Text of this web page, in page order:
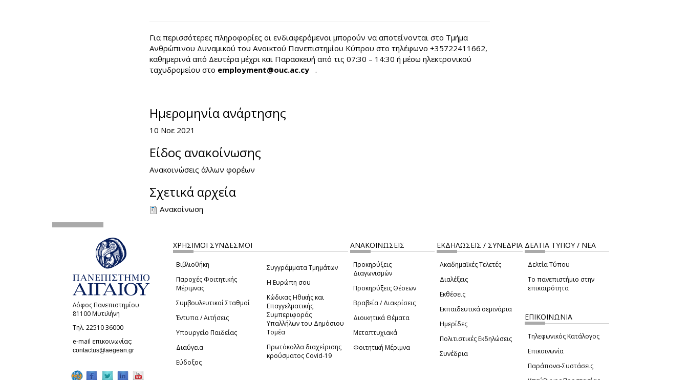
Για περισσότερες πληροφορίες οι ενδιαφερόμενοι μπορούν να αποτείνονται στο Τμήμα
Ανθρώπινου Δυναμικού του Ανοικτού Πανεπιστημίου Κύπρου στο τηλέφωνο +35722411662,
καθημερινά από Δευτέρα μέχρι και Παρασκευή από τις 07:30 – 14:30 ή μέσω ηλεκτρονικού
ταχυδρομείου στο employment@ouc.ac.cy (link sends e-mail)
.
Ημερομηνία ανάρτησης
10 Νοε 2021
Είδος ανακοίνωσης
Ανακοινώσεις άλλων φορέων
Σχετικά αρχεία
Ανακοίνωση
Λόφος Πανεπιστημίου
81100 Μυτιλήνη
Τηλ. 22510 36000
e-mail επικοινωνίας:
contactus@aegean.gr (link sends e-mail)
ΧΡΗΣΙΜΟΙ ΣΥΝΔΕΣΜΟΙ
Βιβλιοθήκη
Παροχές Φοιτητικής
Μέριμνας
Συμβουλευτικοί Σταθμοί
Έντυπα / Αιτήσεις
Υπουργείο Παιδείας
Διαύγεια
Εύδοξος
Συγγράμματα Τμημάτων
Η Ευρώπη σου
Κώδικας Ηθικής και
Επαγγελματικής
Συμπεριφοράς
Υπαλλήλων του Δημόσιου
Τομέα
Πρωτόκολλα διαχείρισης
κρούσματος Covid-19
ΑΝΑΚΟΙΝΩΣΕΙΣ
Προκηρύξεις
Διαγωνισμών
Προκηρύξεις Θέσεων
Βραβεία / Διακρίσεις
Διοικητικά Θέματα
Μεταπτυχιακά
Φοιτητική Μέριμνα
ΕΚΔΗΛΩΣΕΙΣ / ΣΥΝΕΔΡΙΑ
Ακαδημαϊκές Τελετές
Διαλέξεις
Εκθέσεις
Εκπαιδευτικά σεμινάρια
Ημερίδες
Πολιτιστικές Εκδηλώσεις
Συνέδρια
ΔΕΛΤΙΑ ΤΥΠΟΥ / ΝΕΑ
Δελτία Τύπου
Το πανεπιστήμιο στην
επικαιρότητα
ΕΠΙΚΟΙΝΩΝΙΑ
Τηλεφωνικός Κατάλογος
Επικοινωνία
Παράπονα-Συστάσεις